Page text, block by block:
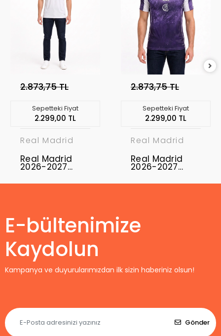
2.873,75 TL
Sepetteki Fiyat
2.299,00 TL
Real Madrid
Real Madrid
2026-2027
Concept
2.873,75 TL
Sepetteki Fiyat
2.299,00 TL
Real Madrid
Real Madrid
2026-2027
Concept
E-bültenimize
Kaydolun
Kampanya ve duyurularımızdan ilk sizin haberiniz olsun!
Gönder